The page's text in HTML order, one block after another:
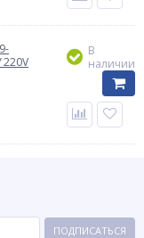
220V
В
наличии
ПОДПИСАТЬСЯ